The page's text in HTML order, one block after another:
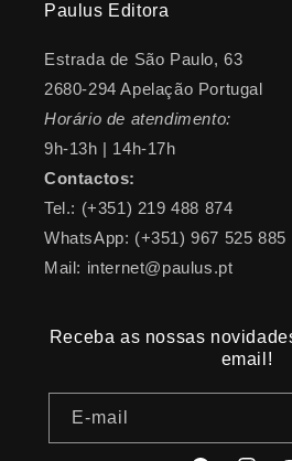
Paulus Editora
Estrada de São Paulo, 63
2680-294 Apelação Portugal
Horário de atendimento:
9h-13h | 14h-17h
Contactos:
Tel.: (+351) 219 488 874
WhatsApp: (+351) 967 525 885
Mail: internet@paulus.pt
Receba as nossas
email!
E-mail